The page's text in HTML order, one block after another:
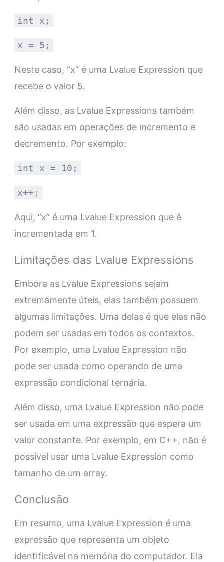
int x;
x = 5;
Neste caso, “x” é uma Lvalue Expression que
recebe o valor 5.
Além disso, as Lvalue Expressions também
são usadas em operações de incremento e
decremento. Por exemplo:
int x = 10;
x++;
Aqui, “x” é uma Lvalue Expression que é
incrementada em 1.
Limitações das Lvalue Expressions
Embora as Lvalue Expressions sejam
extremamente úteis, elas também possuem
algumas limitações. Uma delas é que elas não
podem ser usadas em todos os contextos.
Por exemplo, uma Lvalue Expression não
pode ser usada como operando de uma
expressão condicional ternária.
Além disso, uma Lvalue Expression não pode
ser usada em uma expressão que espera um
valor constante. Por exemplo, em C++, não é
possível usar uma Lvalue Expression como
tamanho de um array.
Conclusão
Em resumo, uma Lvalue Expression é uma
expressão que representa um objeto
identificável na memória do computador. Ela